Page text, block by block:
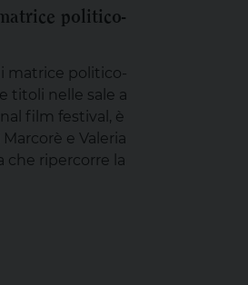
politico-
matrice politico-
titoli nelle sale a
film festival, è
e Valeria
che ripercorre la